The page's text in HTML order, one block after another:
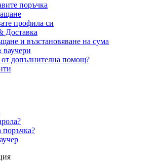
поръчка
профила си
Доставка
и възстановяване на сума
допълнителна помощ?
поръчка?